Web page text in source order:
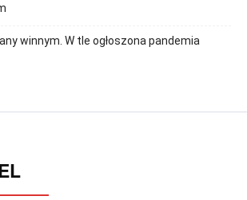
winnym. W tle ogłoszona pandemia